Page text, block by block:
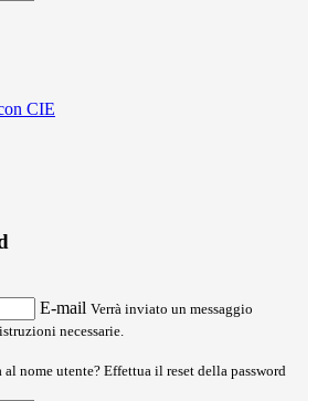
CIE
E-mail Verrà inviato un messaggio
necessarie.
nome utente? Effettua il reset della password